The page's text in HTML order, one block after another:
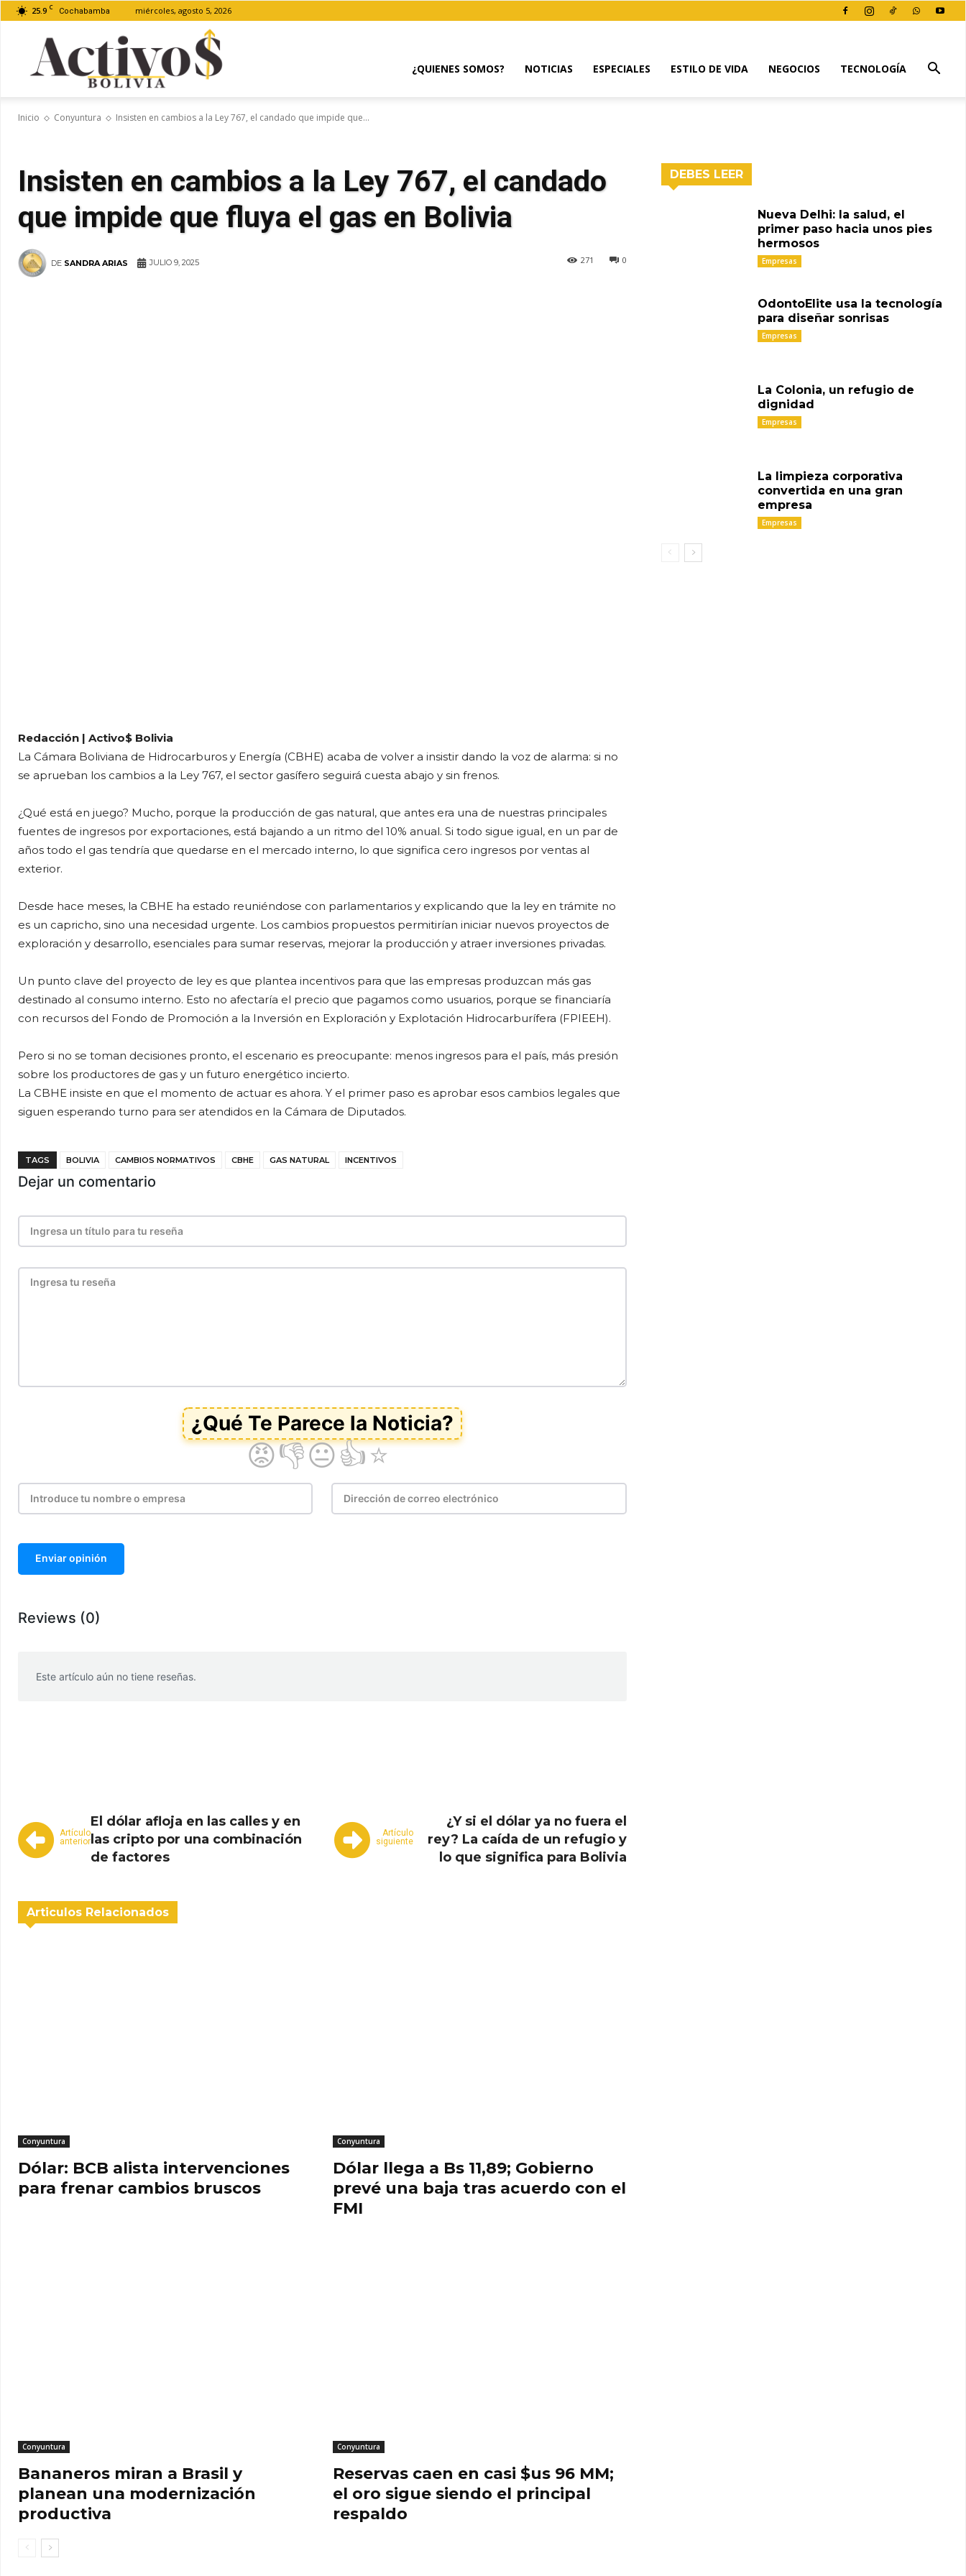
25.9 C Cochabamba miércoles, agosto 5, 2026
¿QUIENES SOMOS? NOTICIAS ESPECIALES ESTILO DE VIDA NEGOCIOS TECNOLOGÍA
Inicio Conyuntura Insisten en cambios a la Ley 767, el candado que impide que...
Insisten en cambios a la Ley 767, el candado
que impide que fluya el gas en Bolivia
DE SANDRA ARIAS 0
271
JULIO 9, 2025
Redacción | Activo$ Bolivia
La Cámara Boliviana de Hidrocarburos y Energía (CBHE) acaba de volver a insistir dando la voz de alarma: si no
se aprueban los cambios a la Ley 767, el sector gasífero seguirá cuesta abajo y sin frenos.
¿Qué está en juego? Mucho, porque la producción de gas natural, que antes era una de nuestras principales
fuentes de ingresos por exportaciones, está bajando a un ritmo del 10% anual. Si todo sigue igual, en un par de
años todo el gas tendría que quedarse en el mercado interno, lo que significa cero ingresos por ventas al
exterior.
Desde hace meses, la CBHE ha estado reuniéndose con parlamentarios y explicando que la ley en trámite no
es un capricho, sino una necesidad urgente. Los cambios propuestos permitirían iniciar nuevos proyectos de
exploración y desarrollo, esenciales para sumar reservas, mejorar la producción y atraer inversiones privadas.
Un punto clave del proyecto de ley es que plantea incentivos para que las empresas produzcan más gas
destinado al consumo interno. Esto no afectaría el precio que pagamos como usuarios, porque se financiaría
con recursos del Fondo de Promoción a la Inversión en Exploración y Explotación Hidrocarburífera (FPIEEH).
Pero si no se toman decisiones pronto, el escenario es preocupante: menos ingresos para el país, más presión
sobre los productores de gas y un futuro energético incierto.
La CBHE insiste en que el momento de actuar es ahora. Y el primer paso es aprobar esos cambios legales que
siguen esperando turno para ser atendidos en la Cámara de Diputados.
TAGS BOLIVIA CAMBIOS NORMATIVOS CBHE GAS NATURAL INCENTIVOS
Dejar un comentario
Enviar opinión
Reviews (0)
Este artículo aún no tiene reseñas.
Artículo
anterior
El dólar afloja en las calles y en
las cripto por una combinación
de factores
Artículo
siguiente
¿Y si el dólar ya no fuera el
rey? La caída de un refugio y
lo que significa para Bolivia
Articulos Relacionados
Conyuntura
Dólar: BCB alista intervenciones
para frenar cambios bruscos
Conyuntura
Dólar llega a Bs 11,89; Gobierno
prevé una baja tras acuerdo con el
FMI
Conyuntura
Bananeros miran a Brasil y
planean una modernización
productiva
Conyuntura
Reservas caen en casi $us 96 MM;
el oro sigue siendo el principal
respaldo
DEBES LEER
Nueva Delhi: la salud, el
primer paso hacia unos pies
hermosos
Empresas
OdontoElite usa la tecnología
para diseñar sonrisas
Empresas
La Colonia, un refugio de
dignidad
Empresas
La limpieza corporativa
convertida en una gran
empresa
Empresas